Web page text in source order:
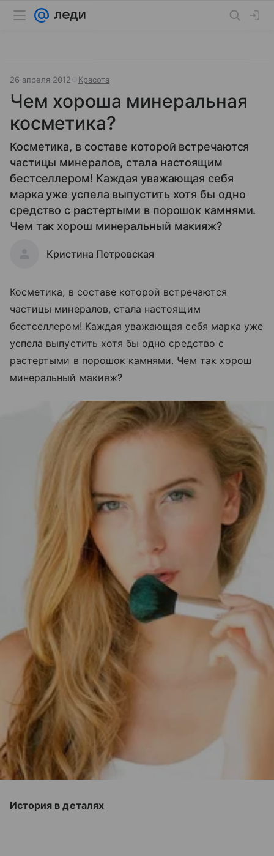
26 апреля 2012 Красота
Чем хороша минеральная
косметика?
Косметика, в составе которой встречаются
частицы минералов, стала настоящим
бестселлером! Каждая уважающая себя
марка уже успела выпустить хотя бы одно
средство с растертыми в порошок камнями.
Чем так хорош минеральный макияж?
Кристина Петровская
Косметика, в составе которой встречаются
частицы минералов, стала настоящим
бестселлером! Каждая уважающая себя марка уже
успела выпустить хотя бы одно средство с
растертыми в порошок камнями. Чем так хорош
минеральный макияж?
История в деталях